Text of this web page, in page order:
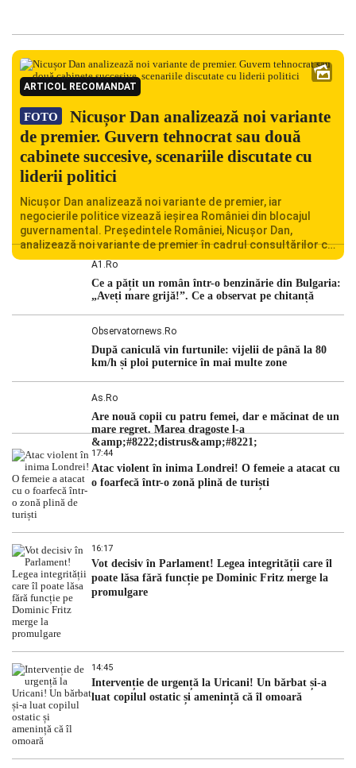
ARTICOL RECOMANDAT
FOTO
Nicușor Dan analizează noi variante
de premier. Guvern tehnocrat sau două
cabinete succesive, scenariile discutate cu
liderii politici
Nicușor Dan analizează noi variante de premier, iar
negocierile politice vizează ieșirea României din blocajul
guvernamental. Președintele României, Nicușor Dan,
analizează noi variante de premier în cadrul consultărilor cu
liderii politici. Ciprian Ciucu vorbește despre scenariul unui
succesive. Nicușor Dan analizează noi variante de premier
România traversează […]
A1.ro
Ce a pățit un român într-o benzinărie din Bulgaria:
„Aveți mare grijă!”. Ce a observat pe chitanță
Observatornews.ro
După caniculă vin furtunile: vijelii de până la 80
km/h și ploi puternice în mai multe zone
As.ro
Are nouă copii cu patru femei, dar e măcinat de un
mare regret. Marea dragoste l-a
&amp;#8222;distrus&amp;#8221;
17:44
Atac violent în inima Londrei! O femeie a atacat cu
o foarfecă într-o zonă plină de turiști
16:17
Vot decisiv în Parlament! Legea integrității care îl
poate lăsa fără funcție pe Dominic Fritz merge la
promulgare
14:45
Intervenție de urgență la Uricani! Un bărbat și-a
luat copilul ostatic și amenință că îl omoară